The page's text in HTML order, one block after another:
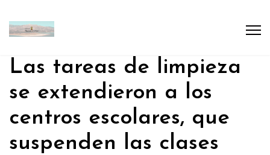
Las tareas de limpieza
se extendieron a los
centros escolares, que
suspenden las clases